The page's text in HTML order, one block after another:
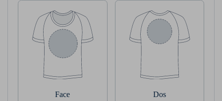
Face Dos